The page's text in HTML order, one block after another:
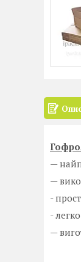
—
—
-
-
—